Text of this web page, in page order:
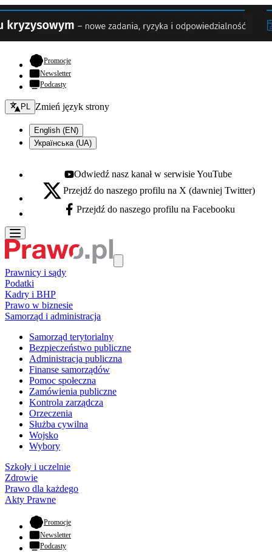
Promocje- otwiera się w nowej karcie
Newsletter
Podcasty
Zmień język - bieżący:
PL Zmień język strony
English (EN)
Українська (UA)
Youtube - otwiera się w nowej karcie
Odwiedź nasz kanał w serwisie YouTube
X - otwiera się w nowej karcie
Przejdź do naszego profilu na X (dawniej Twitter)
Facebook - otwiera się w nowej karcie
Przejdź do naszego profilu na Facebooku
Prawnicy i sądy
Podatki
Kadry i BHP
Prawo w biznesie
Samorząd i administracja
Samorząd terytorialny
Bezpieczeństwo publiczne
Administracja publiczna
Finanse samorządów
Pomoc społeczna
Zamówienia publiczne
Kontrola zarządcza
Orzeczenia
Służba cywilna
Wojsko
Wybory
Szkoły i uczelnie
Zdrowie
Prawo dla każdego
Akty Prawne
Promocje- otwiera się w nowej karcie
Newsletter
Podcasty